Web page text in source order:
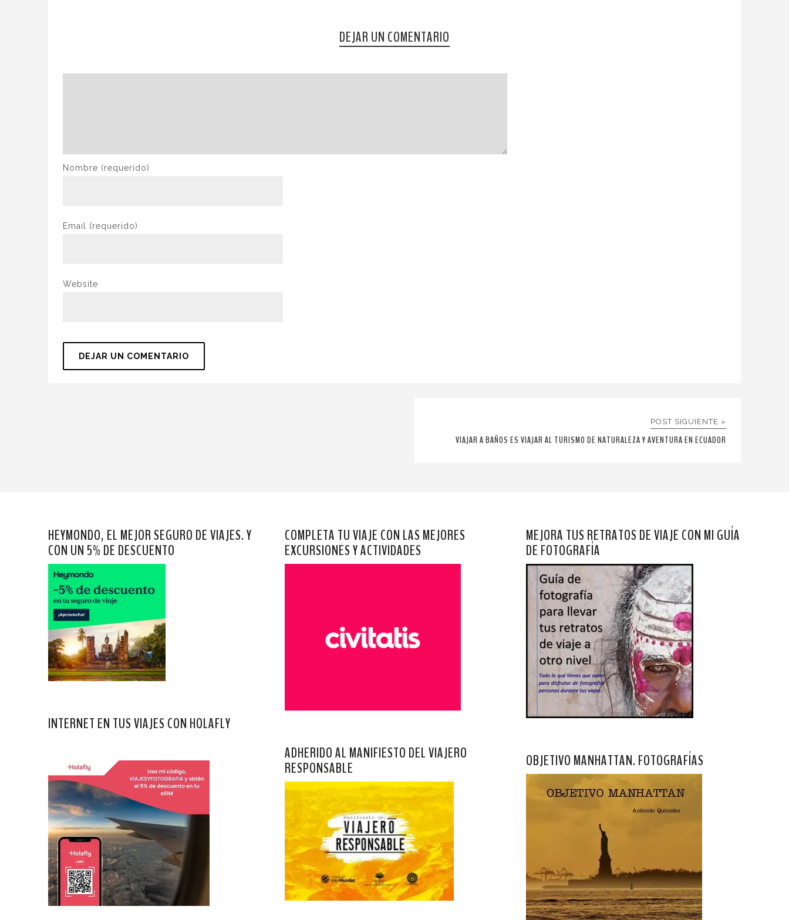
DEJAR UN COMENTARIO
Nombre (requerido)
Email (requerido)
Website
POST SIGUIENTE »
VIAJAR A BAÑOS ES VIAJAR AL TURISMO DE NATURALEZA Y AVENTURA EN ECUADOR
HEYMONDO, EL MEJOR SEGURO DE VIAJES. Y
CON UN 5% DE DESCUENTO
INTERNET EN TUS VIAJES CON HOLAFLY
COMPLETA TU VIAJE CON LAS MEJORES
EXCURSIONES Y ACTIVIDADES
ADHERIDO AL MANIFIESTO DEL VIAJERO
RESPONSABLE
MEJORA TUS RETRATOS DE VIAJE CON MI GUÍA
DE FOTOGRAFÍA
OBJETIVO MANHATTAN. FOTOGRAFÍAS